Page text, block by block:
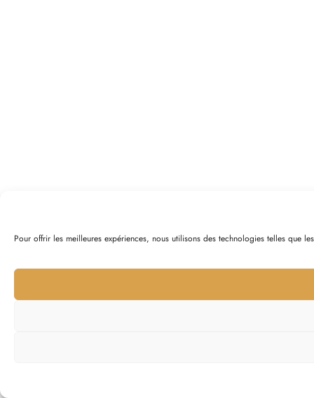
Pour offrir les meilleures expériences, nous utilisons des technologies telles que